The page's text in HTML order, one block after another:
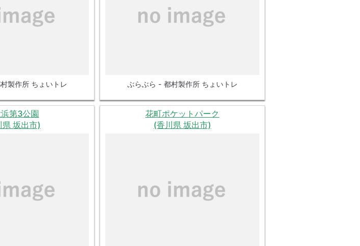
製作所 ちょいトレ ぶらぶら - 都村製作所 ちょいトレ
第3公園
県 坂出市)
花町ポケットパーク
(香川県 坂出市)